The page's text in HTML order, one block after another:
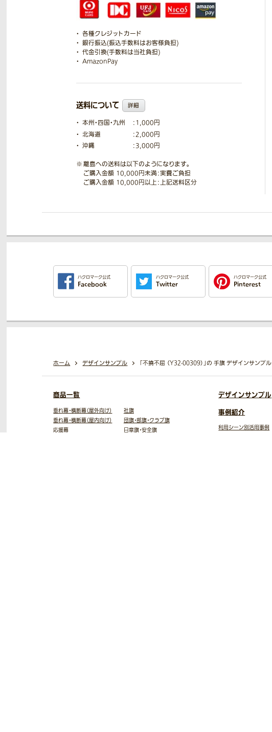
各種クレジットカード
銀行振込(振込手数料はお客様負担)
代金引換(手数料は当社負担)
AmazonPay
送料について 詳細
本州・四国・九州
：1,000円
北海道
：2,000円
沖縄
：3,000円
離島への送料は以下のようになります。
ご購入金額 10,000円未満：実費ご負担
ご購入金額 10,000円以上：上記送料区分
ハクロマーク公式
Facebook
ハクロマーク公式
Twitter
ハクロマーク公式
Pinterest
ホーム デザインサンプル 「不撓不屈 （Y32-00309）」の 手旗 デザインサンプル
商品一覧
垂れ幕・横断幕（屋外向け）
垂れ幕・横断幕（屋内向け）
応援幕
社旗
団旗・部旗・クラブ旗
日章旗・安全旗
デザインサンプル
事例紹介
利用シーン別活用事例